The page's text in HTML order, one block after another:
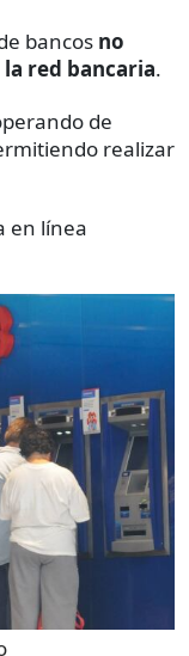
bancos no
red bancaria.
de
realizar
en línea